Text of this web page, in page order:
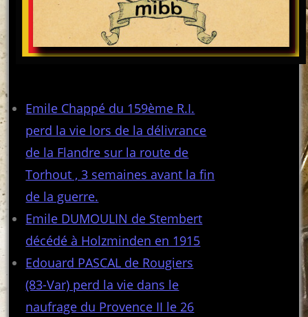
Emile Chappé du 159ème R.I.
perd la vie lors de la délivrance
de la Flandre sur la route de
Torhout , 3 semaines avant la fin
de la guerre.
Emile DUMOULIN de Stembert
décédé à Holzminden en 1915
Edouard PASCAL de Rougiers
(83-Var) perd la vie dans le
naufrage du Provence II le 26